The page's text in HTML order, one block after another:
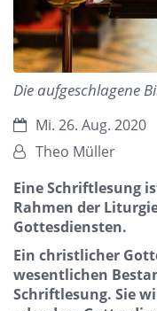
Die aufgeschlagene
Datum:Mi. 26. Aug. 2020
Von:Theo Müller
Eine Schriftlesung
Rahmen der
Gottesdiensten.
Ein christlicher
wesentlichen
Schriftlesung. Sie